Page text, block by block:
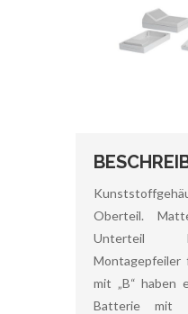
Oberteil.
Unterteil
Montagepfeiler
mit „B“ haben
Batterie mit